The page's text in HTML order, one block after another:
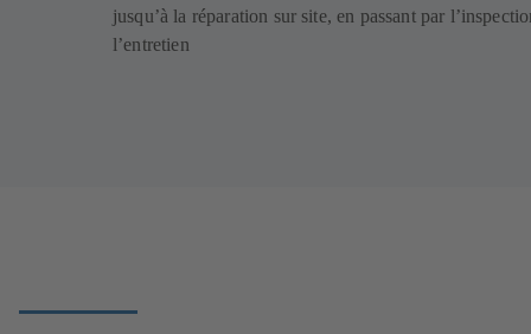
jusqu’à la réparation sur site, en passant par
l’entretien